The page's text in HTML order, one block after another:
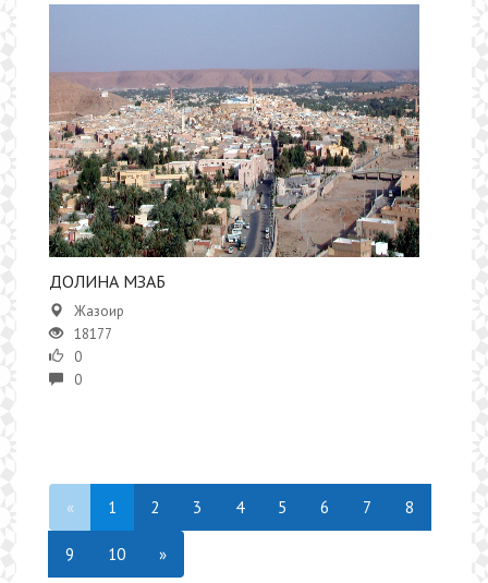
ДОЛИНА МЗАБ
Жазоир
18177
0
0
« 1 2 3 4 5 6 7 8
9 10 »